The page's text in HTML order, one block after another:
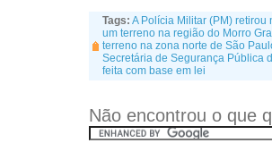
Tags: A Polícia Militar (PM)
um terreno na região do Morro
terreno na zona norte de São
Secretária de Segurança Pública
feita com base em lei
Não encontrou o que